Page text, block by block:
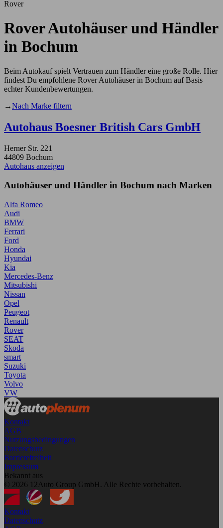
Rover
Rover Autohäuser und Händler
in Bochum
Beim Autokauf spielt Vertrauen zum Händler eine große Rolle. Hier
findest Du empfohlene Rover Autohäuser in Bochum auf Basis
echter Kundenbewertungen.
→Nach Marke filtern
Autohaus Boesner British Cars GmbH
Herner Str. 221
44809 Bochum
Autohaus anzeigen
Autohäuser und Händler in Bochum nach Marken
Alfa Romeo
Audi
BMW
Ferrari
Ford
Honda
Hyundai
Kia
Mercedes-Benz
Mitsubishi
Nissan
Opel
Peugeot
Renault
Rover
SEAT
Skoda
smart
Suzuki
Toyota
Volvo
VW
Kontakt
AGB
Nutzungsbedingungen
Datenschutz
Barrierefreiheit
Impressum
Bekannt aus
© 2026 12Auto Group GmbH. Alle Rechte vorbehalten.
Kontakt
Datenschutz